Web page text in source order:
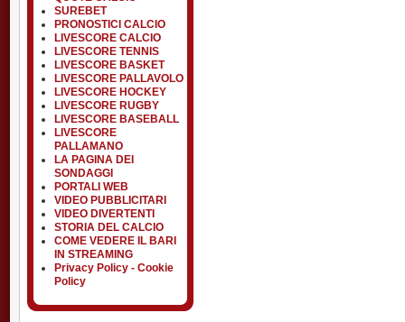
SUREBET
PRONOSTICI CALCIO
LIVESCORE CALCIO
LIVESCORE TENNIS
LIVESCORE BASKET
LIVESCORE PALLAVOLO
LIVESCORE HOCKEY
LIVESCORE RUGBY
LIVESCORE BASEBALL
LIVESCORE
PALLAMANO
LA PAGINA DEI
SONDAGGI
PORTALI WEB
VIDEO PUBBLICITARI
VIDEO DIVERTENTI
STORIA DEL CALCIO
COME VEDERE IL BARI
IN STREAMING
Privacy Policy - Cookie
Policy